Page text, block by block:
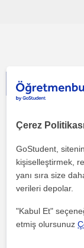
Çerez
GoStudent,
kişiselleştirmek,
yanı sıra size
verileri depolar.
"Kabul Et"
etmiş olursunuz